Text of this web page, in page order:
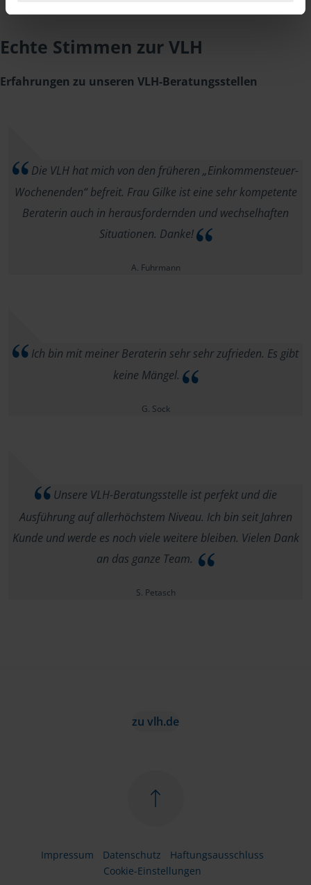
Echte Stimmen zur VLH
Erfahrungen zu unseren VLH-Beratungsstellen
Die VLH hat mich von den früheren „Einkommensteuer-
Wochenenden“ befreit. Frau Gilke ist eine sehr kompetente
Beraterin auch in herausfordernden und wechselhaften
Situationen. Danke!
A. Fuhrmann
Ich bin mit meiner Beraterin sehr sehr zufrieden. Es gibt
keine Mängel.
G. Sock
Unsere VLH-Beratungsstelle ist perfekt und die
Ausführung auf allerhöchstem Niveau. Ich bin seit Jahren
Kunde und werde es noch viele weitere bleiben. Vielen Dank
an das ganze Team.
S. Petasch
zu vlh.de
Impressum Datenschutz
Haftungsausschluss
Cookie-Einstellungen